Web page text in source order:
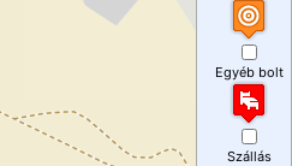
Egyéb bolt
Szállás